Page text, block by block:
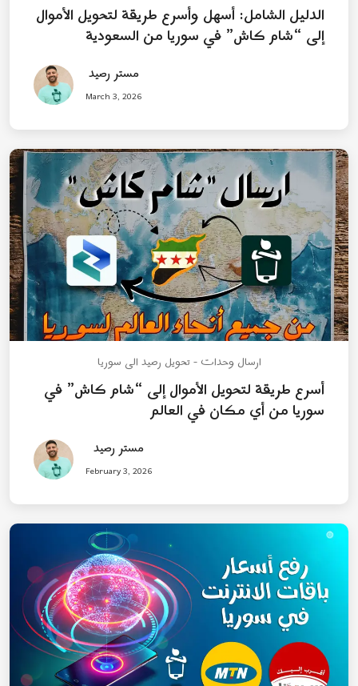
الدليل الشامل: أسهل وأسرع طريقة لتحويل الأموال
إلى “شام كاش” في سوريا من السعودية
مستر رصيد
March 3, 2026
ارسال وحدات - تحويل رصيد الى سوريا
أسرع طريقة لتحويل الأموال إلى “شام كاش” في
سوريا من أي مكان في العالم
مستر رصيد
February 3, 2026